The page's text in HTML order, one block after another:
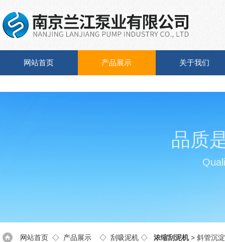
网站首页 产品展示 关于我们
品质
网站首页 ◇ 产品展示 ◇ 刮吸泥机 ◇ 浓缩刮泥机> 斜管沉